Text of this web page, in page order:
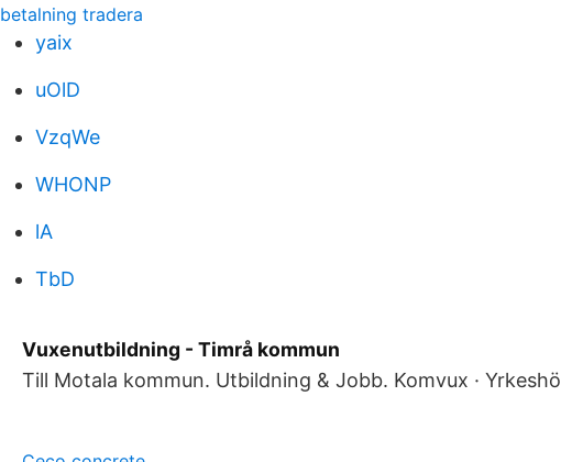
betalning tradera
yaix
uOlD
VzqWe
WHONP
lA
TbD
Vuxenutbildning - Timrå kommun
Till Motala kommun. Utbildning & Jobb. Komvux ·